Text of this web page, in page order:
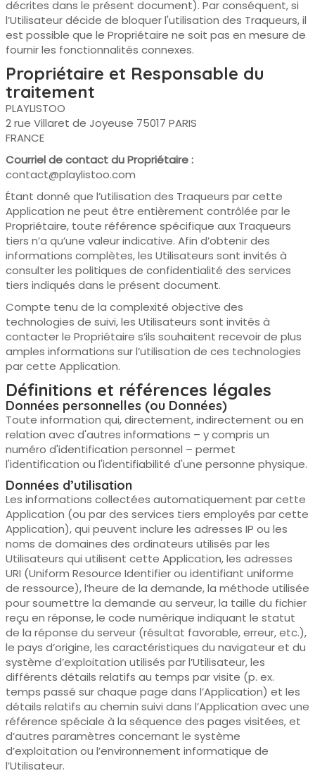
décrites dans le présent document). Par conséquent, si
l’Utilisateur décide de bloquer l'utilisation des Traqueurs, il
est possible que le Propriétaire ne soit pas en mesure de
fournir les fonctionnalités connexes.
Propriétaire et Responsable du
traitement
PLAYLISTOO
2 rue Villaret de Joyeuse 75017 PARIS
FRANCE
Courriel de contact du Propriétaire :
contact@playlistoo.com
Étant donné que l’utilisation des Traqueurs par cette
Application ne peut être entièrement contrôlée par le
Propriétaire, toute référence spécifique aux Traqueurs
tiers n’a qu’une valeur indicative. Afin d’obtenir des
informations complètes, les Utilisateurs sont invités à
consulter les politiques de confidentialité des services
tiers indiqués dans le présent document.
Compte tenu de la complexité objective des
technologies de suivi, les Utilisateurs sont invités à
contacter le Propriétaire s’ils souhaitent recevoir de plus
amples informations sur l’utilisation de ces technologies
par cette Application.
Définitions et références légales
Données personnelles (ou Données)
Toute information qui, directement, indirectement ou en
relation avec d'autres informations – y compris un
numéro d'identification personnel – permet
l'identification ou l'identifiabilité d'une personne physique.
Données d’utilisation
Les informations collectées automatiquement par cette
Application (ou par des services tiers employés par cette
Application), qui peuvent inclure les adresses IP ou les
noms de domaines des ordinateurs utilisés par les
Utilisateurs qui utilisent cette Application, les adresses
URI (Uniform Resource Identifier ou identifiant uniforme
de ressource), l’heure de la demande, la méthode utilisée
pour soumettre la demande au serveur, la taille du fichier
reçu en réponse, le code numérique indiquant le statut
de la réponse du serveur (résultat favorable, erreur, etc.),
le pays d’origine, les caractéristiques du navigateur et du
système d’exploitation utilisés par l’Utilisateur, les
différents détails relatifs au temps par visite (p. ex.
temps passé sur chaque page dans l’Application) et les
détails relatifs au chemin suivi dans l’Application avec une
référence spéciale à la séquence des pages visitées, et
d’autres paramètres concernant le système
d’exploitation ou l’environnement informatique de
l’Utilisateur.